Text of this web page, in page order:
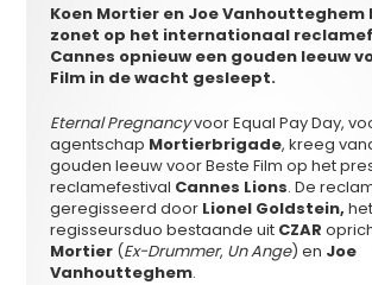
Koen Mortier en Joe Vanhoutteghem
zonet op het internationaal
Cannes opnieuw een gouden leeuw
Film in de wacht gesleept.
Eternal Pregnancyvoor Equal Pay Day,
agentschap Mortierbrigade, kreeg
gouden leeuw voor Beste Film op het
reclamefestival Cannes Lions. De
geregisseerd door Lionel Goldstein,het
regisseursduo bestaande uit CZAR
Mortier (Ex-Drummer, Un Ange) en Joe
Vanhoutteghem.